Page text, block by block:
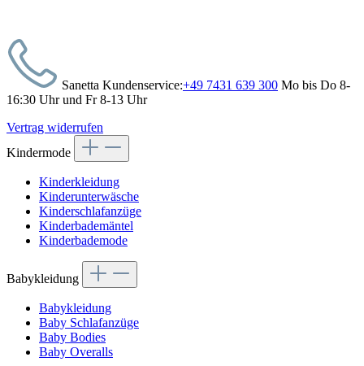
Sanetta Kundenservice:+49 7431 639 300 Mo bis Do 8-
16:30 Uhr und Fr 8-13 Uhr
Vertrag widerrufen
Kindermode
Kinderkleidung
Kinderunterwäsche
Kinderschlafanzüge
Kinderbademäntel
Kinderbademode
Babykleidung
Babykleidung
Baby Schlafanzüge
Baby Bodies
Baby Overalls